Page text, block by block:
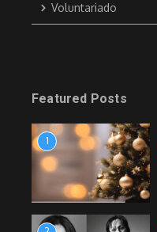
Voluntariado
Featured Posts
1